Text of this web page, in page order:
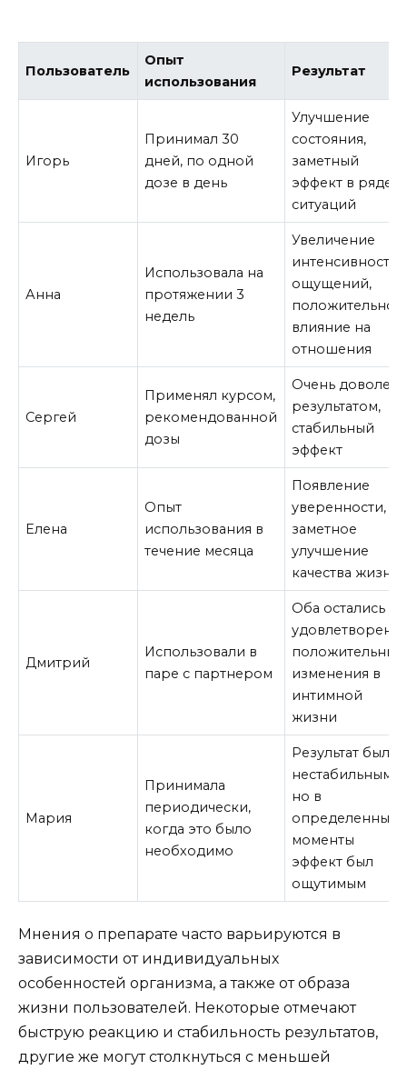
Пользователь
Опыт
использования
Результат
Игорь
Принимал 30
дней, по одной
дозе в день
Улучшение
состояния,
заметный
эффект в ряде
ситуаций
Анна
Использовала на
протяжении 3
недель
Увеличение
интенсивности
ощущений,
положительное
влияние на
отношения
Сергей
Применял курсом,
рекомендованной
дозы
Очень доволен
результатом,
стабильный
эффект
Елена
Опыт
использования в
течение месяца
Появление
уверенности,
заметное
улучшение
качества жизни
Дмитрий
Использовали в
паре с партнером
Оба остались
удовлетворены,
положительные
изменения в
интимной
жизни
Мария
Принимала
периодически,
когда это было
необходимо
Результат был
нестабильным,
но в
определенные
моменты
эффект был
ощутимым
Мнения о препарате часто варьируются в
зависимости от индивидуальных
особенностей организма, а также от образа
жизни пользователей. Некоторые отмечают
быструю реакцию и стабильность результатов,
другие же могут столкнуться с меньшей